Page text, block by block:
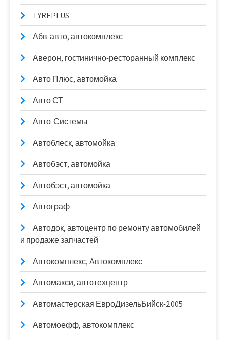
TYREPLUS
Абв-авто, автокомплекс
Аверон, гостинично-ресторанный комплекс
Авто Плюс, автомойка
Авто СТ
Авто-Системы
Автоблеск, автомойка
Автобэст, автомойка
Автобэст, автомойка
Автограф
Автодок, автоцентр по ремонту автомобилей
и продаже запчастей
Автокомплекс, Автокомплекс
Автомакси, автотехцентр
Автомастерская ЕвроДизельБийск-2005
Автомоефф, автокомплекс